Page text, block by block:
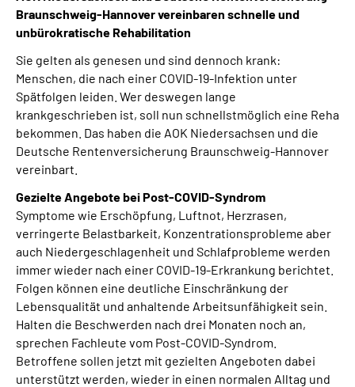
Leichte Sprache
Suche
Mein Kundenportal
Braunschweig-Hannover vereinbaren schnelle und
unbürokratische Rehabilitation
Sie gelten als genesen und sind dennoch krank:
Menschen, die nach einer COVID-19-Infektion unter
Spätfolgen leiden. Wer deswegen lange
krankgeschrieben ist, soll nun schnellstmöglich eine Reha
bekommen. Das haben die AOK Niedersachsen und die
Deutsche Rentenversicherung Braunschweig-Hannover
vereinbart.
Gezielte Angebote bei Post-COVID-Syndrom
Symptome wie Erschöpfung, Luftnot, Herzrasen,
verringerte Belastbarkeit, Konzentrationsprobleme aber
auch Niedergeschlagenheit und Schlafprobleme werden
immer wieder nach einer COVID-19-Erkrankung berichtet.
Folgen können eine deutliche Einschränkung der
Lebensqualität und anhaltende Arbeitsunfähigkeit sein.
Halten die Beschwerden nach drei Monaten noch an,
sprechen Fachleute vom Post-COVID-Syndrom.
Betroffene sollen jetzt mit gezielten Angeboten dabei
unterstützt werden, wieder in einen normalen Alltag und